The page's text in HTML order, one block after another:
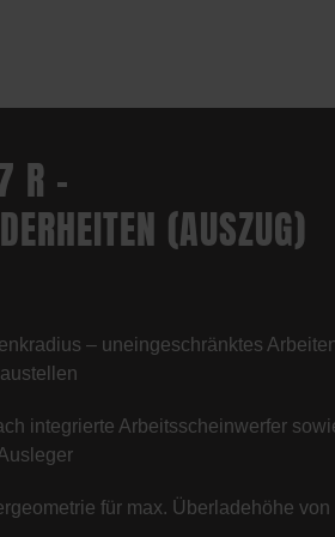
R –
(AUSZUG)
– uneingeschränktes
integrierte Arbeitsscheinwerfer
für max. Überladehöhe von